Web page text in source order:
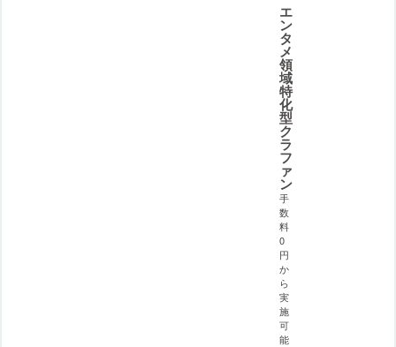
エ
ン
タ
メ
領
域
特
化
型
ク
ラ
フ
ァ
ン
手
数
料
0
円
か
ら
実
施
可
能